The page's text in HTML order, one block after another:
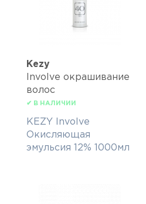
Kezy
Involve окрашивание
волос
✔ В НАЛИЧИИ
KEZY Involve
Окисляющая
эмульсия 12% 1000мл